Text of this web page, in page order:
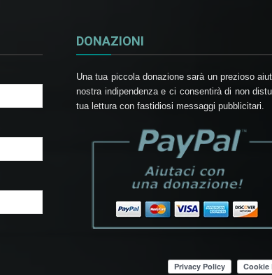
DONAZIONI
Una tua piccola donazione sarà un prezioso
nostra indipendenza e ci consentirà di non
tua lettura con fastidiosi messaggi pubblicitari.